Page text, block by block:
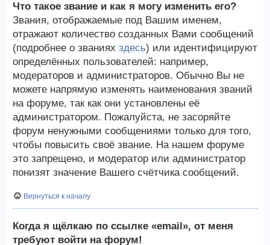
Что такое звание и как я могу изменить его?
Звания, отображаемые под Вашим именем,
отражают количество созданных Вами сообщений
(подробнее о званиях здесь) или идентифицируют
определённых пользователей: например,
модераторов и администраторов. Обычно Вы не
можете напрямую изменять наименования званий
на форуме, так как они установлены её
администратором. Пожалуйста, не засоряйте
форум ненужными сообщениями только для того,
чтобы повысить своё звание. На нашем форуме
это запрещено, и модератор или администратор
понизят значение Вашего счётчика сообщений.
Вернуться к началу
Когда я щёлкаю по ссылке «email», от меня
требуют войти на форум!